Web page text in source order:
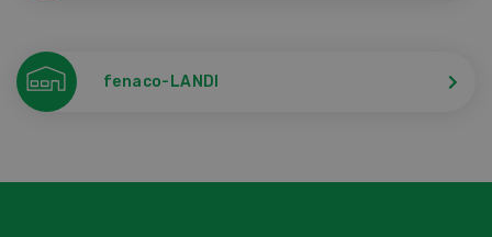
fenaco-LANDI